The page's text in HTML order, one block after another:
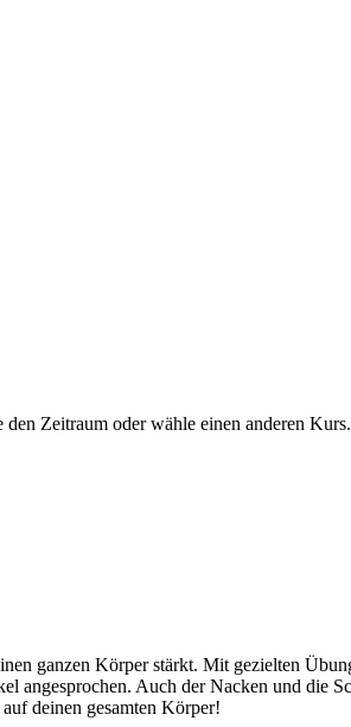
Zeitraum oder wähle einen anderen Kurs.
ganzen Körper stärkt. Mit gezielten
angesprochen. Auch der Nacken und die
deinen gesamten Körper!